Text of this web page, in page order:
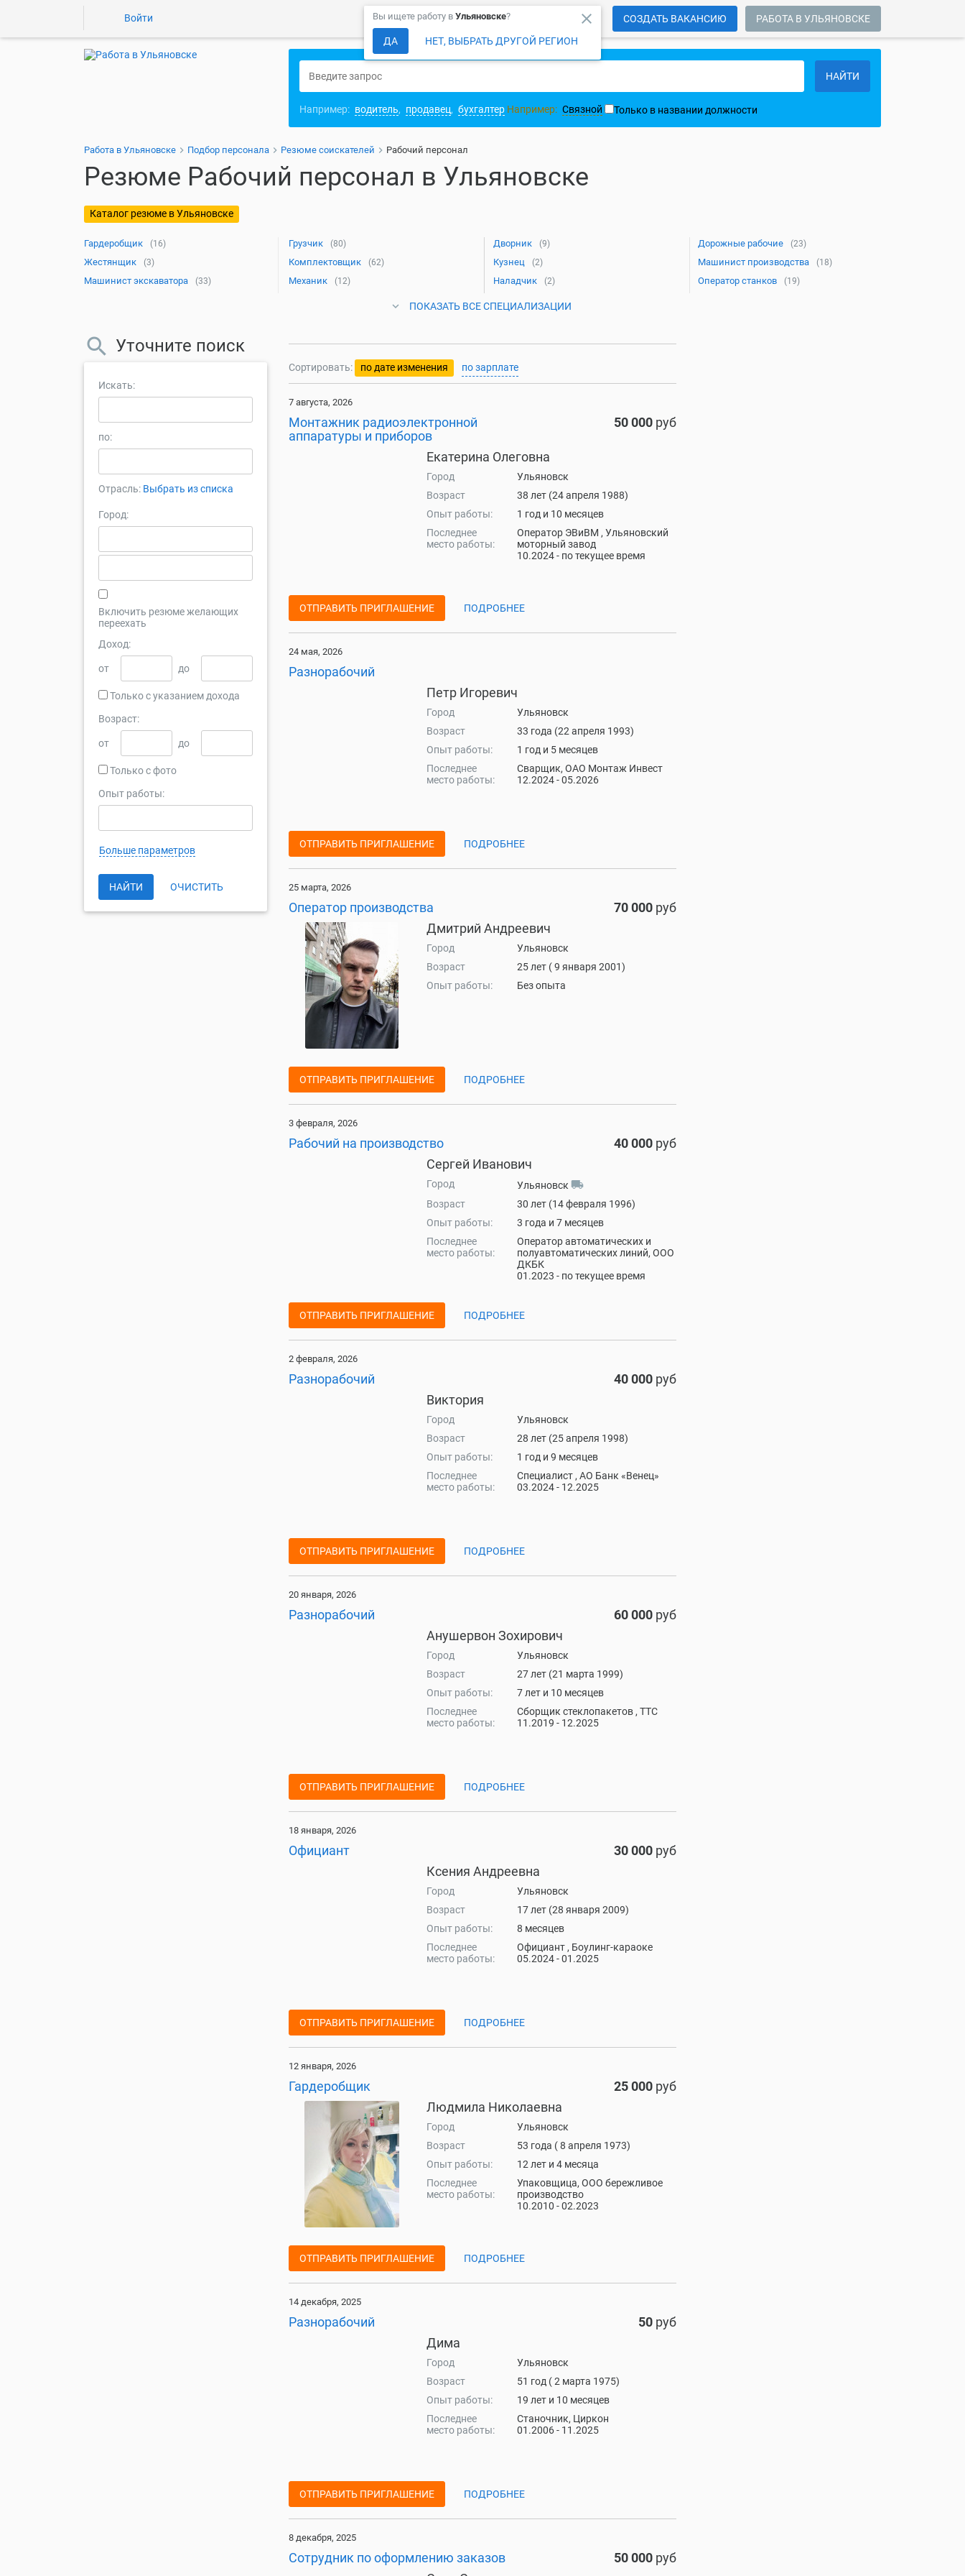
Войти СОЗДАТЬ ВАКАНСИЮ РАБОТА В УЛЬЯНОВСКЕ
close
Вы ищете работу в Ульяновске?
ДА НЕТ, ВЫБРАТЬ ДРУГОЙ РЕГИОН
НАЙТИ
Например: водитель, продавец, бухгалтер Например: Связной Только в названии должности
Работа в Ульяновске Подбор персонала Резюме соискателей Рабочий персонал
Резюме Рабочий персонал в Ульяновске
Каталог резюме в Ульяновске
Гардеробщик (16) Грузчик (80) Дворник (9) Дорожные рабочие (23)
Жестянщик (3) Комплектовщик (62) Кузнец (2) Машинист производства (18)
Машинист экскаватора (33) Механик (12) Наладчик (2) Оператор станков (19)
ПОКАЗАТЬ ВСЕ СПЕЦИАЛИЗАЦИИ
Сортировать: по дате изменения по зарплате
7 августа, 2026
Монтажник радиоэлектронной
аппаратуры и приборов
50 000руб
Екатерина Олеговна
Город
Ульяновск
Возраст
38 лет (24 апреля 1988)
Опыт работы:
1 год и 10 месяцев
Последнее
место работы:
Оператор ЭВиВМ , Ульяновский
моторный завод
10.2024 - по текущее время
ОТПРАВИТЬ ПРИГЛАШЕНИЕ ПОДРОБНЕЕ
24 мая, 2026
Разнорабочий
Петр Игоревич
Город
Ульяновск
Возраст
33 года (22 апреля 1993)
Опыт работы:
1 год и 5 месяцев
Последнее
место работы:
Сварщик, ОАО Монтаж Инвест
12.2024 - 05.2026
ОТПРАВИТЬ ПРИГЛАШЕНИЕ ПОДРОБНЕЕ
25 марта, 2026
Оператор производства 70 000руб
Дмитрий Андреевич
Город
Ульяновск
Возраст
25 лет ( 9 января 2001)
Опыт работы:
Без опыта
ОТПРАВИТЬ ПРИГЛАШЕНИЕ ПОДРОБНЕЕ
3 февраля, 2026
Рабочий на производство 40 000руб
Сергей Иванович
Город Ульяновск local_shipping
Возраст
30 лет (14 февраля 1996)
Опыт работы:
3 года и 7 месяцев
Последнее
место работы:
Оператор автоматических и
полуавтоматических линий, ООО
ДКБК
01.2023 - по текущее время
ОТПРАВИТЬ ПРИГЛАШЕНИЕ ПОДРОБНЕЕ
2 февраля, 2026
Разнорабочий 40 000руб
Виктория
Город
Ульяновск
Возраст
28 лет (25 апреля 1998)
Опыт работы:
1 год и 9 месяцев
Последнее
место работы:
Специалист , АО Банк «Венец»
03.2024 - 12.2025
ОТПРАВИТЬ ПРИГЛАШЕНИЕ ПОДРОБНЕЕ
20 января, 2026
Разнорабочий 60 000руб
Анушервон Зохирович
Город
Ульяновск
Возраст
27 лет (21 марта 1999)
Опыт работы:
7 лет и 10 месяцев
Последнее
место работы:
Сборщик стеклопакетов , ТТС
11.2019 - 12.2025
ОТПРАВИТЬ ПРИГЛАШЕНИЕ ПОДРОБНЕЕ
18 января, 2026
Официант 30 000руб
Ксения Андреевна
Город
Ульяновск
Возраст
17 лет (28 января 2009)
Опыт работы:
8 месяцев
Последнее
место работы:
Официант , Боулинг-караоке
05.2024 - 01.2025
ОТПРАВИТЬ ПРИГЛАШЕНИЕ ПОДРОБНЕЕ
12 января, 2026
Гардеробщик 25 000руб
Людмила Николаевна
Город
Ульяновск
Возраст
53 года ( 8 апреля 1973)
Опыт работы:
12 лет и 4 месяца
Последнее
место работы:
Упаковщица, ООО бережливое
производство
10.2010 - 02.2023
ОТПРАВИТЬ ПРИГЛАШЕНИЕ ПОДРОБНЕЕ
14 декабря, 2025
Разнорабочий 50руб
Дима
Город
Ульяновск
Возраст
51 год ( 2 марта 1975)
Опыт работы:
19 лет и 10 месяцев
Последнее
место работы:
Станочник, Циркон
01.2006 - 11.2025
ОТПРАВИТЬ ПРИГЛАШЕНИЕ ПОДРОБНЕЕ
8 декабря, 2025
Сотрудник по оформлению заказов 50 000руб
Уточните поиск
Искать:
по:
Отрасль: Выбрать из списка
Город:
Включить резюме желающих
переехать
Доход:
от до
Только с указанием дохода
Возраст:
от до
Только с фото
Опыт работы:
Больше параметров
НАЙТИ ОЧИСТИТЬ